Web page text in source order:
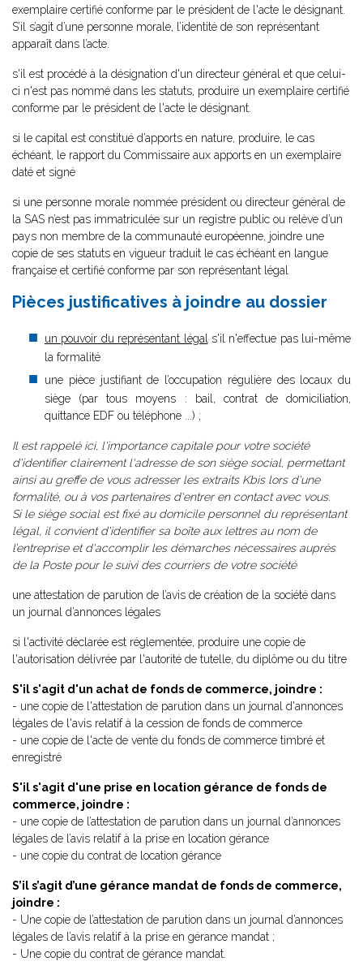
exemplaire certifié conforme par le président de l'acte le désignant.
S’il s’agit d’une personne morale, l’identité de son représentant
apparaît dans l’acte.
s'il est procédé à la désignation d'un directeur général et que celui-
ci n'est pas nommé dans les statuts, produire un exemplaire certifié
conforme par le président de l'acte le désignant.
si le capital est constitué d’apports en nature, produire, le cas
échéant, le rapport du Commissaire aux apports en un exemplaire
daté et signé
si une personne morale nommée président ou directeur général de
la SAS n’est pas immatriculée sur un registre public ou relève d’un
pays non membre de la communauté européenne, joindre une
copie de ses statuts en vigueur traduit le cas échéant en langue
française et certifié conforme par son représentant légal
Pièces justificatives à joindre au dossier
un pouvoir du représentant légal s'il n'effectue pas lui-même
la formalité
une pièce justifiant de l’occupation régulière des locaux du
siège (par tous moyens : bail, contrat de domiciliation,
quittance EDF ou téléphone ...) ;
Il est rappelé ici, l'importance capitale pour votre société
d'identifier clairement l'adresse de son siège social, permettant
ainsi au greffe de vous adresser les extraits Kbis lors d'une
formalité, ou à vos partenaires d'entrer en contact avec vous.
Si le siège social est fixé au domicile personnel du représentant
légal, il convient d'identifier sa boîte aux lettres au nom de
l’entreprise et d'accomplir les démarches nécessaires auprès
de la Poste pour le suivi des courriers de votre société
une attestation de parution de l’avis de création de la société dans
un journal d’annonces légales
si l'activité déclarée est réglementée, produire une copie de
l'autorisation délivrée par l'autorité de tutelle, du diplôme ou du titre
S'il s'agit d'un achat de fonds de commerce, joindre :
- une copie de l'attestation de parution dans un journal d'annonces
légales de l'avis relatif à la cession de fonds de commerce
- une copie de l'acte de vente du fonds de commerce timbré et
enregistré
S'il s'agit d'une prise en location gérance de fonds de
commerce, joindre :
- une copie de l’attestation de parution dans un journal d’annonces
légales de l’avis relatif à la prise en location gérance
- une copie du contrat de location gérance
S’il s’agit d’une gérance mandat de fonds de commerce,
joindre :
- Une copie de l’attestation de parution dans un journal d’annonces
légales de l’avis relatif à la prise en gérance mandat ;
- Une copie du contrat de gérance mandat.